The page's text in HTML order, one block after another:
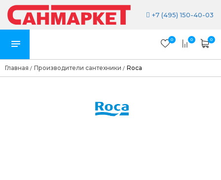
+7 (495) 150-40-03
0 0 0
Главная / Производители сантехники / Roca